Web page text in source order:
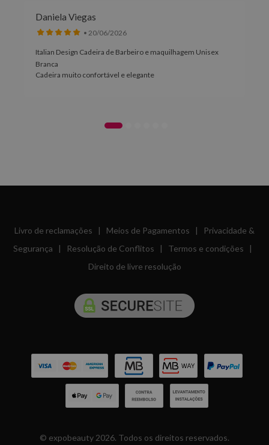
Daniela Viegas
• 20/06/2026
Italian Design Cadeira de Barbeiro e maquilhagem Unisex
Branca
Cadeira muito confortável e elegante
Livro de reclamações | Meios de Pagamentos |
Privacidade &
Segurança | Resolução de Conflitos | Termos e condições |
Direito de livre resolução
© expobeauty 2026. Todos os direitos reservados.